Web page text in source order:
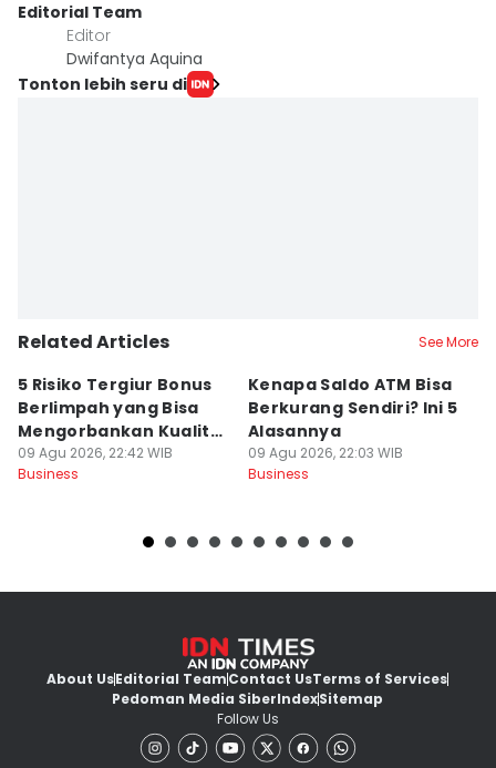
Editorial Team
Editor
Dwifantya Aquina
Tonton lebih seru di
Related Articles See More
5 Risiko Tergiur Bonus
Berlimpah yang Bisa
Mengorbankan Kualitas
Produk
09 Agu 2026, 22:42 WIB
Business
Kenapa Saldo ATM Bisa
Berkurang Sendiri? Ini 5
Alasannya
09 Agu 2026, 22:03 WIB
Business
About UsEditorial TeamContact UsTerms of Services
Pedoman Media SiberIndexSitemap
Follow Us